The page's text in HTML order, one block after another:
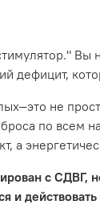
Вы
дефицит,
не
по
а
с СДВГ,
и